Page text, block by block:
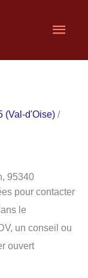
(Val-d'Oise) /
95340
pour contacter
le
un conseil ou
ouvert